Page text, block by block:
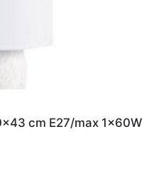
cm E27/max 1x60W